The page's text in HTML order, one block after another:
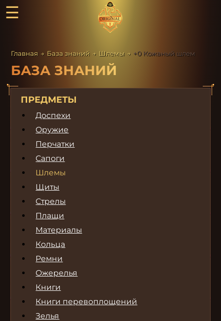
☰
Главная → База знаний → Шлемы → +0 Кожаный шлем
БАЗА ЗНАНИЙ
ПРЕДМЕТЫ
Доспехи
Оружие
Перчатки
Сапоги
Шлемы
Щиты
Стрелы
Плащи
Материалы
Кольца
Ремни
Ожерелья
Книги
Книги перевоплощений
Зелья